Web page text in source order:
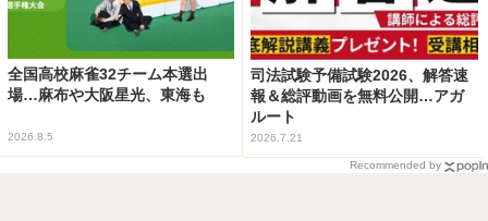
全国高校麻雀32チーム本選出
場…麻布や大阪星光、東海も
2026.8.5
司法試験予備試験2026、解答速
報＆総評動画を無料公開…アガ
ルート
2026.7.21
Recommended by